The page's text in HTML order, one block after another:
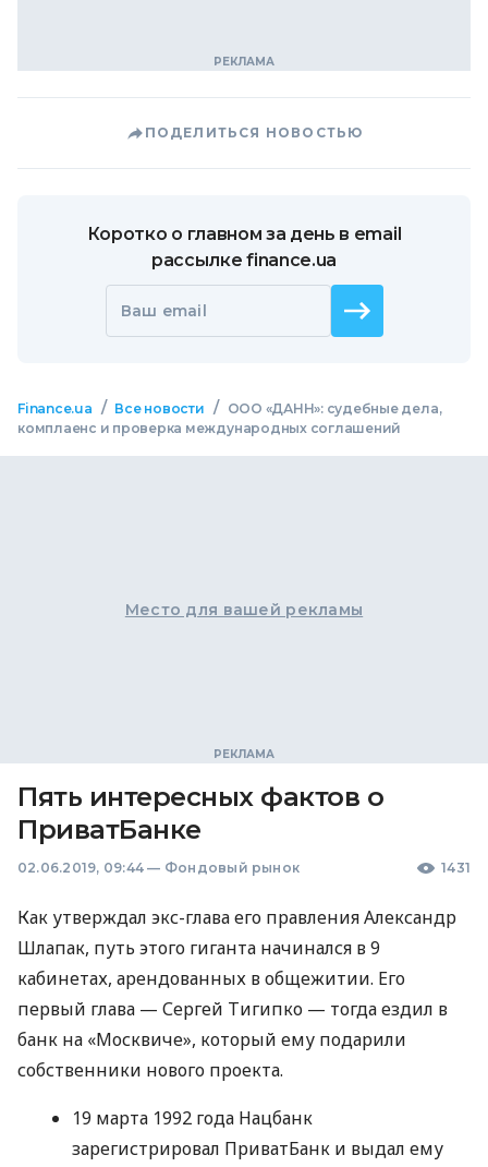
ПОДЕЛИТЬСЯ НОВОСТЬЮ
Коротко о главном за день в email
рассылке finance.ua
Ваш email
Finance.ua / Все новости /
ООО «ДАНН»: судебные дела,
комплаенс и проверка международных соглашений
Место для вашей рекламы
Пять интересных фактов о
ПриватБанке
02.06.2019, 09:44 — Фондовый рынок 1431
Как утверждал экс-глава его правления Александр
Шлапак, путь этого гиганта начинался в 9
кабинетах, арендованных в общежитии. Его
первый глава — Сергей Тигипко — тогда ездил в
банк на «Москвиче», который ему подарили
собственники нового проекта.
19 марта 1992 года Нацбанк
зарегистрировал ПриватБанк и выдал ему